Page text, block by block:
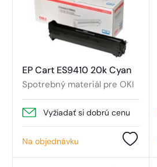
EP Cart ES9410 20k Cyan
Spotrebný materiál pre OKI
Vyžiadať si dobrú cenu
Na objednávku